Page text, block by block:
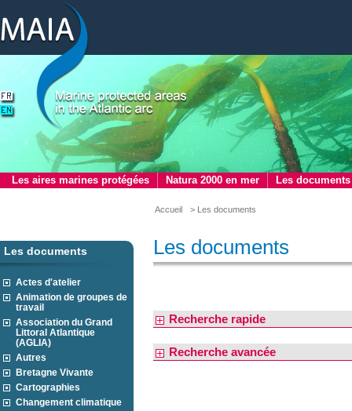
Les aires marines protégées Natura 2000 en mer Les documents
Accueil > Les documents
Les documents
Actes d'atelier
Animation de groupes de
travail
Association du Grand
Littoral Atlantique
(AGLIA)
Autres
Bretagne Vivante
Cartographies
Changement climatique
Les documents
Recherche rapide
Recherche avancée